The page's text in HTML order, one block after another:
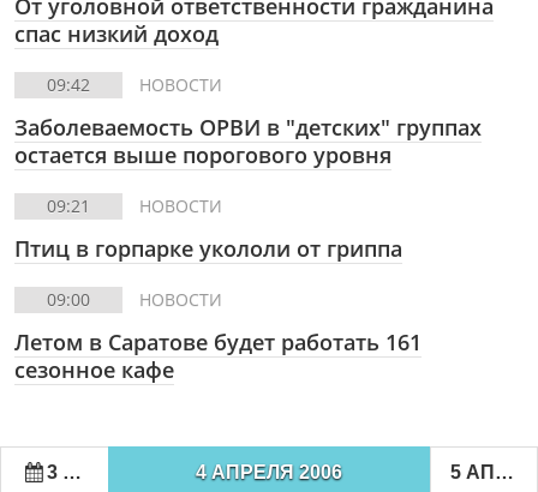
От уголовной ответственности гражданина
спас низкий доход
09:42 НОВОСТИ
Заболеваемость ОРВИ в "детских" группах
остается выше порогового уровня
09:21 НОВОСТИ
Птиц в горпарке укололи от гриппа
09:00 НОВОСТИ
Летом в Саратове будет работать 161
сезонное кафе
3 АПРЕЛЯ 2006 4 АПРЕЛЯ 2006 5 АПРЕЛЯ 2006